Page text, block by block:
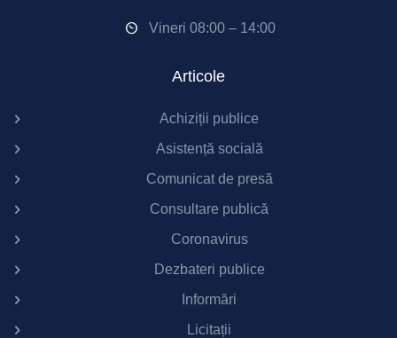
Vineri 08:00 – 14:00
Articole
Achiziții publice
Asistență socială
Comunicat de presă
Consultare publică
Coronavirus
Dezbateri publice
Informări
Licitații